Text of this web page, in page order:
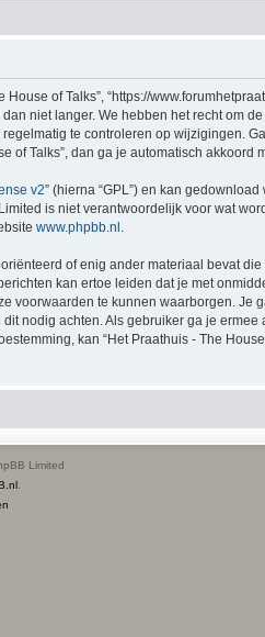
of Talks”, “https://
niet langer. We hebben het recht om
te controleren op wijzigingen.
of Talks”, dan ga je automatisch
v2” (hierna “GPL”) en kan
is niet verantwoordelijk voor wat
www.phpbb.nl .
of enig ander materiaal bevat
kan ertoe leiden dat je met
te kunnen waarborgen. Je
nodig achten. Als gebruiker ga je
kan “Het Praathuis - The
Limited